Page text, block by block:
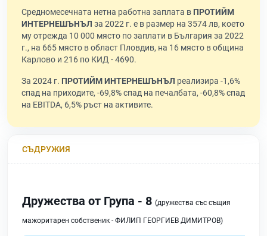
Средномесечната нетна работна заплата в ПРОТИЙМ
ИНТЕРНЕШЪНЪЛ за 2022 г. е в размер на 3574 лв, което
му отрежда 10 000 място по заплати в България за 2022
г., на 665 място в област Пловдив, на 16 място в община
Карлово и 216 по КИД - 4690.
За 2024 г. ПРОТИЙМ ИНТЕРНЕШЪНЪЛ реализира -1,6%
спад на приходите, -69,8% спад на печалбата, -60,8% спад
на EBITDA, 6,5% ръст на активите.
СЪДРУЖИЯ
Дружества от Група - 8 (дружества със същия
мажоритарен собственик - ФИЛИП ГЕОРГИЕВ ДИМИТРОВ)